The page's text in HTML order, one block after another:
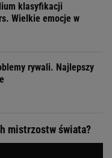
klasyfikacji
Wielkie emocje w
rywali. Najlepszy
mistrzostw świata?